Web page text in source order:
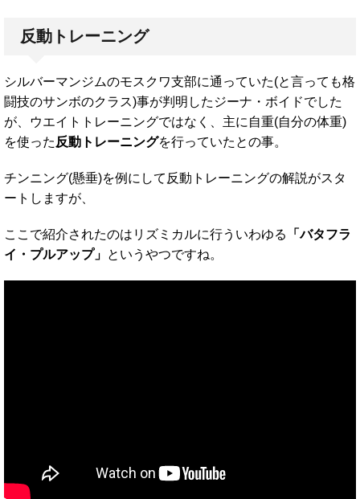
反動トレーニング
シルバーマンジムのモスクワ支部に通っていた(と言っても格
闘技のサンボのクラス)事が判明したジーナ・ボイドでした
が、ウエイトトレーニングではなく、主に自重(自分の体重)
を使った 反動トレーニングを行っていたとの事。
チンニング(懸垂)を例にして反動トレーニングの解説がスタ
ートしますが、
ここで紹介されたのはリズミカルに行ういわゆる
「バタフラ
イ・プルアップ」 というやつですね。